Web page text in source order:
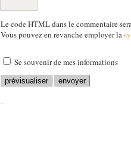
Le code HTML dans le commentaire
Vous pouvez en revanche employer la
Se souvenir de mes informations
.